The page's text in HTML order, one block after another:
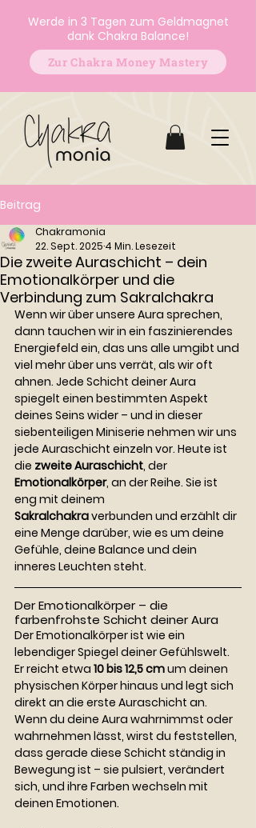
Werde in 3 Tagen zum Geldmagnet
dank Chakra Balance!
Zur Chakra Money Mastery
Beitrag
Die zweite Auraschicht – dein
Emotionalkörper und die
Verbindung zum Sakralchakra
Chakramonia
22. Sept. 2025 4 Min. Lesezeit
Wenn wir über unsere Aura sprechen,
dann tauchen wir in ein faszinierendes
Energiefeld ein, das uns alle umgibt und
viel mehr über uns verrät, als wir oft
ahnen. Jede Schicht deiner Aura
spiegelt einen bestimmten Aspekt
deines Seins wider – und in dieser
siebenteiligen Miniserie nehmen wir uns
jede Auraschicht einzeln vor. Heute ist
die zweite Auraschicht, der
Emotionalkörper, an der Reihe. Sie ist
eng mit deinem
Sakralchakra verbunden und erzählt dir
eine Menge darüber, wie es um deine
Gefühle, deine Balance und dein
inneres Leuchten steht.
Der Emotionalkörper – die
farbenfrohste Schicht deiner Aura
Der Emotionalkörper ist wie ein
lebendiger Spiegel deiner Gefühlswelt.
Er reicht etwa 10 bis 12,5 cm um deinen
physischen Körper hinaus und legt sich
direkt an die erste Auraschicht an.
Wenn du deine Aura wahrnimmst oder
wahrnehmen lässt, wirst du feststellen,
dass gerade diese Schicht ständig in
Bewegung ist – sie pulsiert, verändert
sich, und ihre Farben wechseln mit
deinen Emotionen.